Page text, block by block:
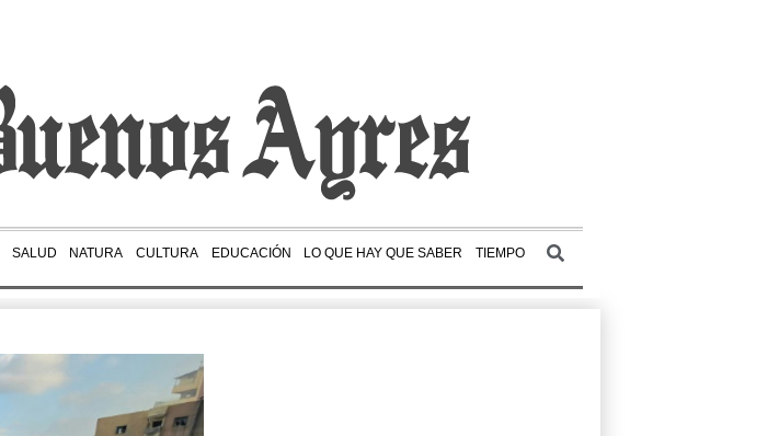
SALUD NATURA CULTURA EDUCACIÓN LO QUE HAY QUE SABER TIEMPO